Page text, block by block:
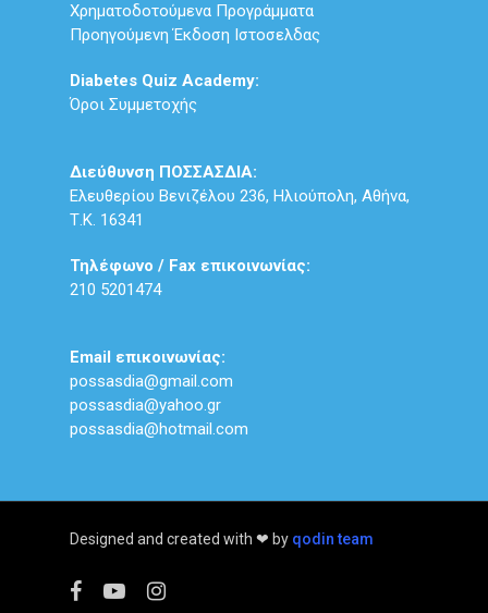
Χρηματοδοτούμενα Προγράμματα
Προηγούμενη Έκδοση Ιστοσελδας
Diabetes Quiz Academy:
Όροι Συμμετοχής
Διεύθυνση ΠΟΣΣΑΣΔΙΑ:
Ελευθερίου Βενιζέλου 236, Ηλιούπολη, Αθήνα,
Τ.Κ. 16341
Τηλέφωνο / Fax επικοινωνίας:
210 5201474
Email επικοινωνίας:
possasdia@gmail.com
possasdia@yahoo.gr
possasdia@hotmail.com
Designed and created with ❤ by qodin team
facebookyoutubeinstagram